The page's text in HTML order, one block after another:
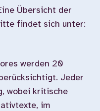
Übersicht der
findet sich unter:
werden 20
Jeder
wobei kritische
im